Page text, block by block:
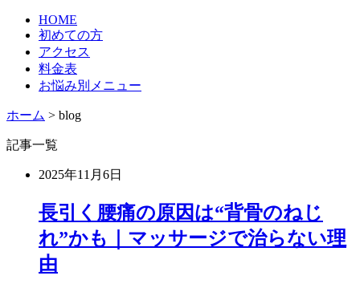
HOME
初めての方
アクセス
料金表
お悩み別メニュー
ホーム > blog
記事一覧
2025年11月6日
長引く腰痛の原因は“背骨のねじ
れ”かも｜マッサージで治らない理
由